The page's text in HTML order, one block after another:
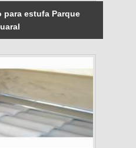
estufa Parque